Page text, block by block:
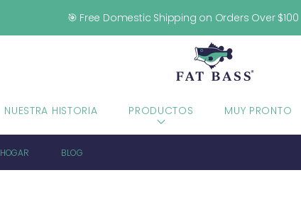
🎯 Free Domestic Shipping on Orders Over $100
NUESTRA HISTORIA PRODUCTOS MUY PRONTO
HOGAR BLOG